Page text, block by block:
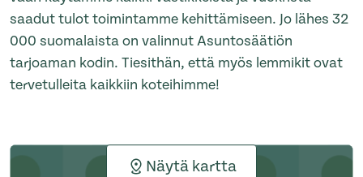
saadut tulot toimintamme kehittämiseen. Jo lähes 32
000 suomalaista on valinnut Asuntosäätiön
tarjoaman kodin. Tiesithän, että myös lemmikit ovat
tervetulleita kaikkiin koteihimme!
Näytä kartta